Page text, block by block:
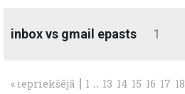
inbox vs gmail epasts 1
« iepriekšējā | 1 .. 13 14 15 16 17 18